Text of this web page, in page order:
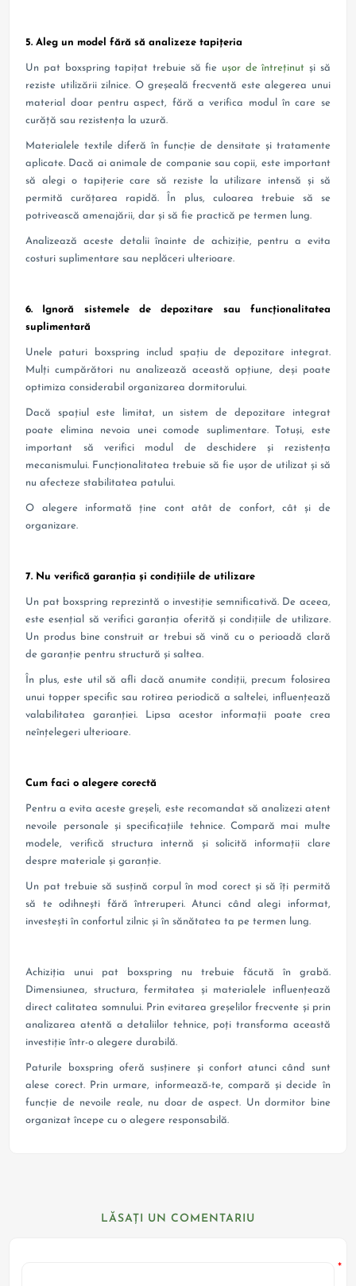
5. Aleg un model fără să analizeze tapițeria
Un pat boxspring tapițat trebuie să fie ușor de întreținut și să
reziste utilizării zilnice. O greșeală frecventă este alegerea unui
material doar pentru aspect, fără a verifica modul în care se
curăță sau rezistența la uzură.
Materialele textile diferă în funcție de densitate și tratamente
aplicate. Dacă ai animale de companie sau copii, este important
să alegi o tapițerie care să reziste la utilizare intensă și să
permită curățarea rapidă. În plus, culoarea trebuie să se
potrivească amenajării, dar și să fie practică pe termen lung.
Analizează aceste detalii înainte de achiziție, pentru a evita
costuri suplimentare sau neplăceri ulterioare.
6. Ignoră sistemele de depozitare sau funcționalitatea
suplimentară
Unele paturi boxspring includ spațiu de depozitare integrat.
Mulți cumpărători nu analizează această opțiune, deși poate
optimiza considerabil organizarea dormitorului.
Dacă spațiul este limitat, un sistem de depozitare integrat
poate elimina nevoia unei comode suplimentare. Totuși, este
important să verifici modul de deschidere și rezistența
mecanismului. Funcționalitatea trebuie să fie ușor de utilizat și să
nu afecteze stabilitatea patului.
O alegere informată ține cont atât de confort, cât și de
organizare.
7. Nu verifică garanția și condițiile de utilizare
Un pat boxspring reprezintă o investiție semnificativă. De aceea,
este esențial să verifici garanția oferită și condițiile de utilizare.
Un produs bine construit ar trebui să vină cu o perioadă clară
de garanție pentru structură și saltea.
În plus, este util să afli dacă anumite condiții, precum folosirea
unui topper specific sau rotirea periodică a saltelei, influențează
valabilitatea garanției. Lipsa acestor informații poate crea
neînțelegeri ulterioare.
Cum faci o alegere corectă
Pentru a evita aceste greșeli, este recomandat să analizezi atent
nevoile personale și specificațiile tehnice. Compară mai multe
modele, verifică structura internă și solicită informații clare
despre materiale și garanție.
Un pat trebuie să susțină corpul în mod corect și să îți permită
să te odihnești fără întreruperi. Atunci când alegi informat,
investești în confortul zilnic și în sănătatea ta pe termen lung.
Achiziția unui pat boxspring nu trebuie făcută în grabă.
Dimensiunea, structura, fermitatea și materialele influențează
direct calitatea somnului. Prin evitarea greșelilor frecvente și prin
analizarea atentă a detaliilor tehnice, poți transforma această
investiție într-o alegere durabilă.
Paturile boxspring oferă susținere și confort atunci când sunt
alese corect. Prin urmare, informează-te, compară și decide în
funcție de nevoile reale, nu doar de aspect. Un dormitor bine
organizat începe cu o alegere responsabilă.
LĂSAȚI UN COMENTARIU
*